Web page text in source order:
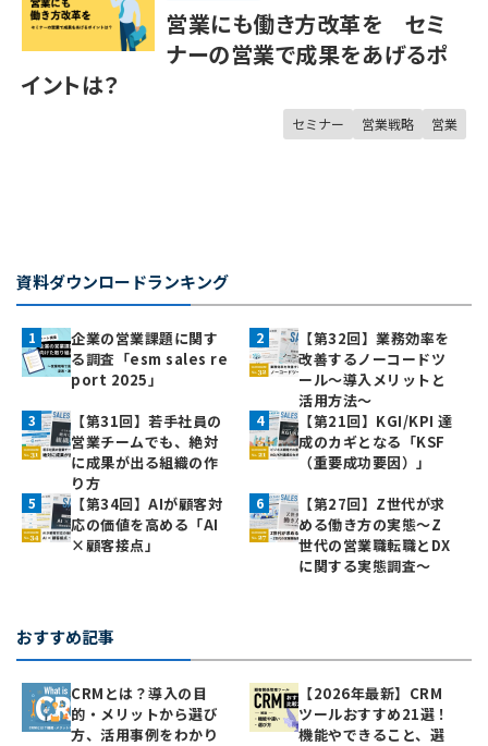
営業にも働き方改革を セミ
ナーの営業で成果をあげるポ
イントは？
セミナー 営業戦略 営業
資料ダウンロードランキング
企業の営業課題に関す
る調査「esm sales re
port 2025」
【第32回】業務効率を
改善するノーコードツ
ール～導入メリットと
活用方法～
【第31回】若手社員の
営業チームでも、絶対
に成果が出る組織の作
り方
【第21回】KGI/KPI 達
成のカギとなる「KSF
（重要成功要因）」
【第34回】AIが顧客対
応の価値を高める「AI
×顧客接点」
【第27回】Z世代が求
める働き方の実態〜Z
世代の営業職転職とDX
に関する実態調査〜
おすすめ記事
CRMとは？導入の目
的・メリットから選び
方、活用事例をわかり
【2026年最新】CRM
ツールおすすめ21選！
機能やできること、選